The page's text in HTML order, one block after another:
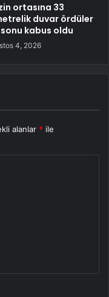
ortasına 33
duvar ördüler
kabus oldu
4, 2026
alanlar * ile